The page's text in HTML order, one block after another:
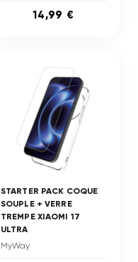
14,99 €
STARTER PACK COQUE
SOUPLE + VERRE
TREMPE XIAOMI 17
ULTRA
MyWay